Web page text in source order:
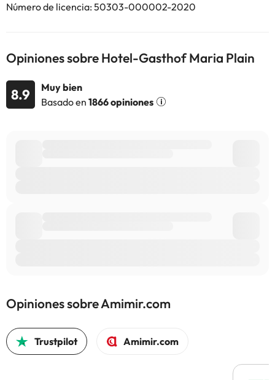
consultar sus tarifas directamente en el establecimiento. Toda la
alojamiento. Si tienes dudas, contáctanos.
Número de licencia: 50303-000002-2020
Opiniones sobre Hotel-Gasthof Maria Plain
8.9
Muy bien
Basado en 1866 opiniones
Opiniones sobre Amimir.com
Trustpilot Amimir.com